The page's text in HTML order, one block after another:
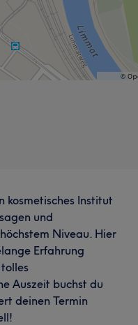
Herzlich
Haarentfernung
lautet: „Entspannung
verstanden und
Kompetent
kosmetisches Institut
und
Niveau. Hier
Erfahrung
Auszeit buchst du
deinen Termin